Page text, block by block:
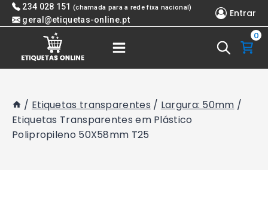
Skip 234 028 151 (chamada para a rede fixa nacional)
geral@etiquetas-online.pt
Entrar
0
/ Etiquetas transparentes / Largura: 50mm /
Etiquetas Transparentes em Plástico
Polipropileno 50X58mm T25